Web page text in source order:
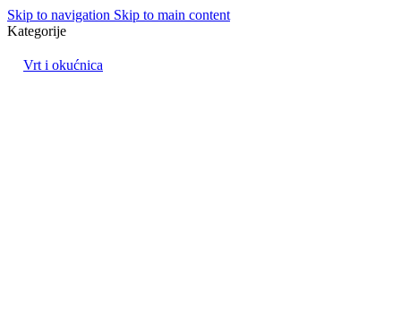
Skip to navigation Skip to main content
Kategorije
Vrt i okućnica